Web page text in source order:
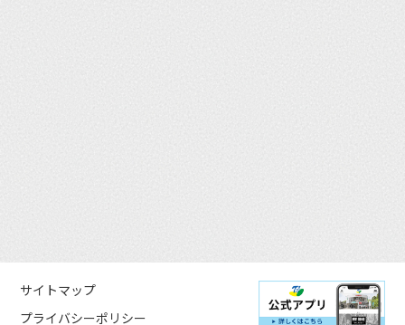
サイトマップ
プライバシーポリシー